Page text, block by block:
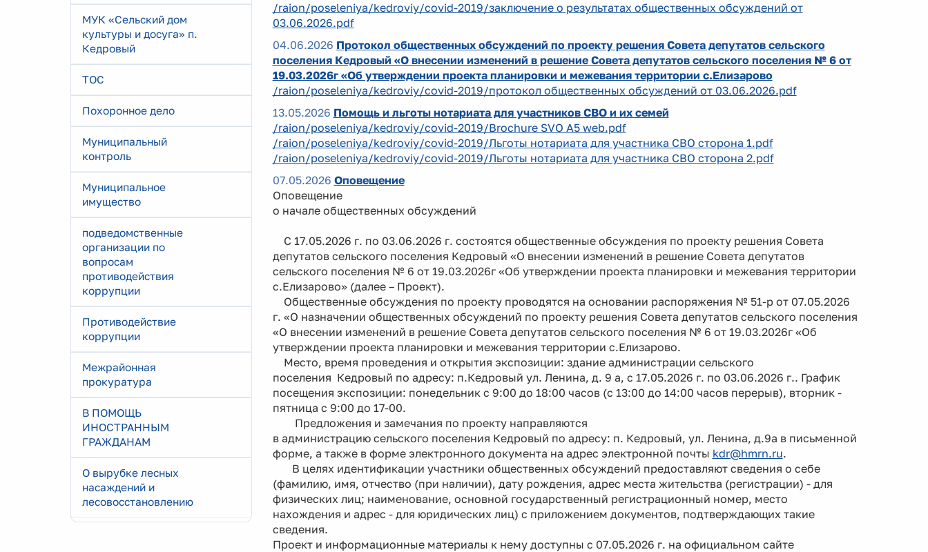
МУК «Сельский дом
культуры и досуга» п.
Кедровый
ТОС
Похоронное дело
Муниципальный
контроль
Муниципальное
имущество
подведомственные
организации по
вопросам
противодействия
коррупции
Противодействие
коррупции
Межрайонная
прокуратура
В ПОМОЩЬ
ИНОСТРАННЫМ
ГРАЖДАНАМ
О вырубке лесных
насаждений и
лесовосстановлению
/raion/poseleniya/kedroviy/covid-2019/заключение о результатах общественных обсуждений от
03.06.2026.pdf
04.06.2026 Протокол общественных обсуждений по проекту решения Совета депутатов сельского
поселения Кедровый «О внесении изменений в решение Совета депутатов сельского поселения № 6 от
19.03.2026г «Об утверждении проекта планировки и межевания территории с.Елизарово
/raion/poseleniya/kedroviy/covid-2019/протокол общественных обсуждений от 03.06.2026.pdf
13.05.2026 Помощь и льготы нотариата для участников СВО и их семей
/raion/poseleniya/kedroviy/covid-2019/Brochure SVO A5 web.pdf
/raion/poseleniya/kedroviy/covid-2019/Льготы нотариата для участника СВО сторона 1.pdf
/raion/poseleniya/kedroviy/covid-2019/Льготы нотариата для участника СВО сторона 2.pdf
07.05.2026 Оповещение
Оповещение
о начале общественных обсуждений
С 17.05.2026 г. по 03.06.2026 г. состоятся общественные обсуждения по проекту решения Совета
депутатов сельского поселения Кедровый «О внесении изменений в решение Совета депутатов
сельского поселения № 6 от 19.03.2026г «Об утверждении проекта планировки и межевания территории
с.Елизарово» (далее – Проект).
Общественные обсуждения по проекту проводятся на основании распоряжения № 51-р от 07.05.2026
г. «О назначении общественных обсуждений по проекту решения Совета депутатов сельского поселения
«О внесении изменений в решение Совета депутатов сельского поселения № 6 от 19.03.2026г «Об
утверждении проекта планировки и межевания территории с.Елизарово.
Место, время проведения и открытия экспозиции: здание администрации сельского
поселения Кедровый по адресу: п.Кедровый ул. Ленина, д. 9 а, с 17.05.2026 г. по 03.06.2026 г.. График
посещения экспозиции: понедельник с 9:00 до 18:00 часов (с 13:00 до 14:00 часов перерыв), вторник -
пятница с 9:00 до 17-00.
Предложения и замечания по проекту направляются
в администрацию сельского поселения Кедровый по адресу: п. Кедровый, ул. Ленина, д.9а в письменной
форме, а также в форме электронного документа на адрес электронной почты kdr@hmrn.ru.
В целях идентификации участники общественных обсуждений предоставляют сведения о себе
(фамилию, имя, отчество (при наличии), дату рождения, адрес места жительства (регистрации) - для
физических лиц; наименование, основной государственный регистрационный номер, место
нахождения и адрес - для юридических лиц) с приложением документов, подтверждающих такие
сведения.
Проект и информационные материалы к нему доступны с 07.05.2026 г. на официальном сайте